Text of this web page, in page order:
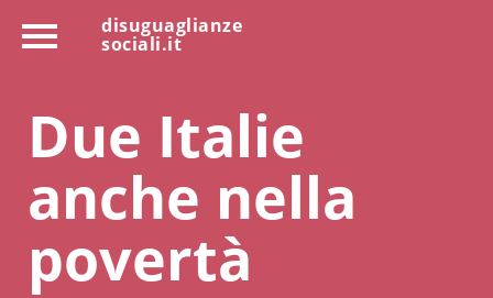
disuguaglianze
sociali.it
Due Italie
anche nella
povertà